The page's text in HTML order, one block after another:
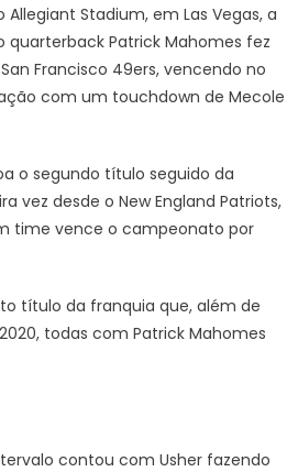
Stadium, em Las Vegas, a
Patrick Mahomes fez
Francisco 49ers, vencendo no
com um touchdown de Mecole
o segundo título seguido da
vez desde o New England Patriots,
time vence o campeonato por
título da franquia que, além de
todas com Patrick Mahomes
contou com Usher fazendo